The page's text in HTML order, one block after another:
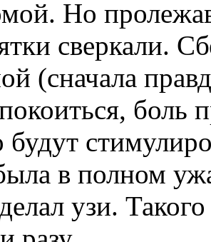
Но
сверкали.
(сначала
боль
будут
в полном
узи.